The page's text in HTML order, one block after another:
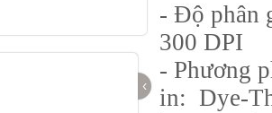
‹
- Độ phân
300 DPI
- Phương
in: Dye-